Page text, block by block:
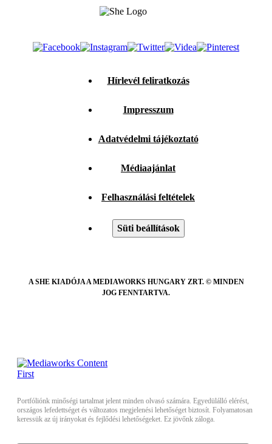
Hírlevél feliratkozás
Impresszum
Adatvédelmi tájékoztató
Médiaajánlat
Felhasználási feltételek
Süti beállítások
A SHE KIADÓJA A MEDIAWORKS HUNGARY ZRT. © MINDEN
JOG FENNTARTVA.
Portfóliónk minőségi tartalmat jelent minden olvasó számára. Egyedülálló elérést,
országos lefedettséget és változatos megjelenési lehetőséget biztosít. Folyamatosan
keressük az új irányokat és fejlődési lehetőségeket. Ez jövőnk záloga.